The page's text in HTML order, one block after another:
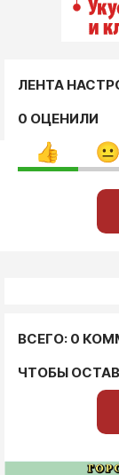
ЛЕНТА
0 ОЦЕНИЛИ
ВСЕГО: 0
ЧТОБЫ